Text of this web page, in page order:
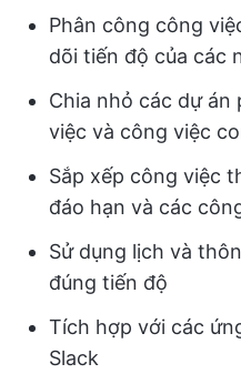
Phân công công
dõi tiến độ của các
Chia nhỏ các dự
việc và công việc
Sắp xếp công việc
đáo hạn và các
Sử dụng lịch và
đúng tiến độ
Tích hợp với các
Slack